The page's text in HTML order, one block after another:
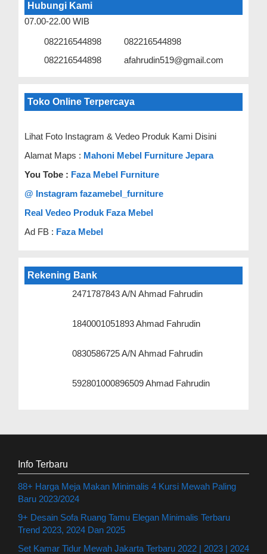
Hubungi Kami
07.00-22.00 WIB
082216544898
082216544898
082216544898
afahrudin519@gmail.com
Toko Online Terpercaya
Lihat Foto Instagram & Vedeo Produk Kami Disini
Alamat Maps : Mahoni Mebel Furniture Jepara
You Tobe : Faza Mebel Furniture
@ Instagram fazamebel_furniture
Real Vedeo Produk Faza Mebel
Ad FB : Faza Mebel
Rekening Bank
2471787843 A/N Ahmad Fahrudin
1840001051893 Ahmad Fahrudin
0830586725 A/N Ahmad Fahrudin
592801000896509 Ahmad Fahrudin
Info Terbaru
88+ Harga Meja Makan Minimalis 4 Kursi Mewah Paling
Baru 2023/2024
9+ Desain Sofa Ruang Tamu Elegan Minimalis Terbaru
Trend 2023, 2024 Dan 2025
Set Kamar Tidur Mewah Jakarta Terbaru 2022 | 2023 | 2024